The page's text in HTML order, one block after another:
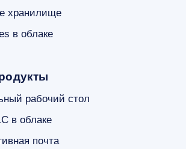
хранилище
в облаке
рабочий стол
в облаке
почта